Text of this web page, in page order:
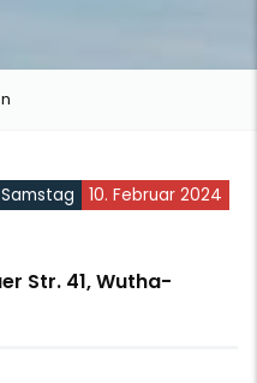
Samstag
10. Februar 2024
Str. 41, Wutha-